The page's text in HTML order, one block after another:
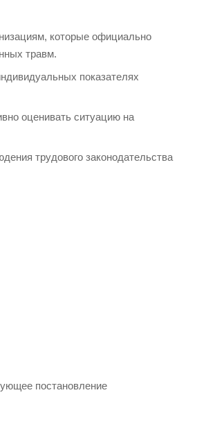
которые официально
травм.
показателях
оценивать ситуацию на
трудового законодательства
постановление